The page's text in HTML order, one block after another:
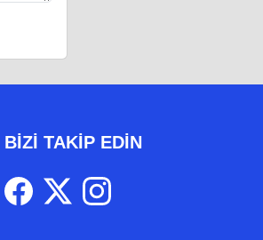
BİZİ TAKİP EDİN